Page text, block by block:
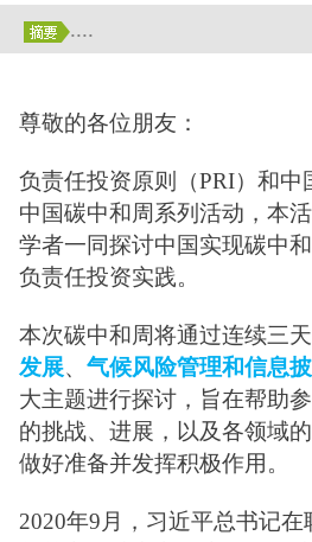
....
尊敬的各位朋友：
负责任投资原则（PRI）和
中国碳中和周系列活动，本
学者一同探讨中国实现碳中
负责任投资实践。
本次碳中和周将通过连续三
发展、 气候风险管理和信息
大主题进行探讨，旨在帮助
的挑战、进展，以及各领域
做好准备并发挥积极作用。
2020年9月，习近平总书记